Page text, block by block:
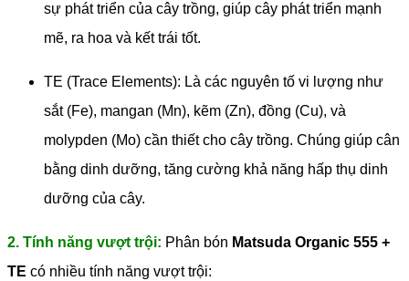
sự phát triển của cây trồng, giúp cây phát triển mạnh
mẽ, ra hoa và kết trái tốt.
TE (Trace Elements): Là các nguyên tố vi lượng như
sắt (Fe), mangan (Mn), kẽm (Zn), đồng (Cu), và
molypden (Mo) cần thiết cho cây trồng. Chúng giúp cân
bằng dinh dưỡng, tăng cường khả năng hấp thụ dinh
dưỡng của cây.
2. Tính năng vượt trội: Phân bón Matsuda Organic 555 +
TE có nhiều tính năng vượt trội: